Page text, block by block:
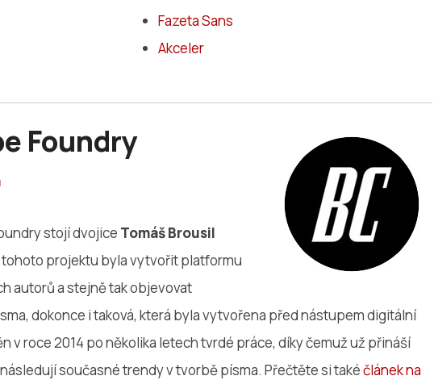
Fazeta Sans
Akceler
Foundry
stojí dvojice Tomáš Brousil
tohoto projektu byla vytvořit platformu
autorů a stejně tak objevovat
dokonce i taková, která byla vytvořena před nástupem digitální
v roce 2014 po několika letech tvrdé práce, díky čemuž už přináší
současné trendy v tvorbě písma. Přečtěte si takéčlánek na